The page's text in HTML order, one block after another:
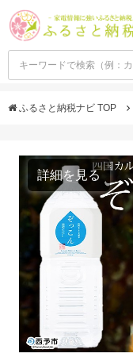
ふるさと納税ナビ TOP
詳細を見る